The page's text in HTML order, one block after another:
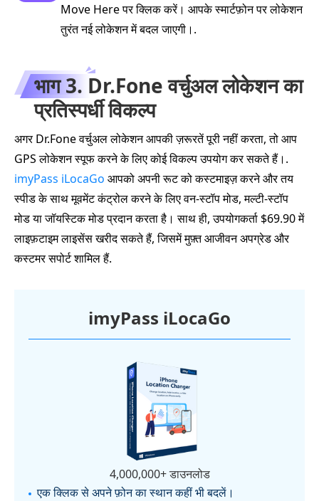
Move Here पर क्लिक करें। आपके स्मार्टफ़ोन पर लोकेशन
तुरंत नई लोकेशन में बदल जाएगी।.
भाग 3. Dr.Fone वर्चुअल लोकेशन का
प्रतिस्पर्धी विकल्प
अगर Dr.Fone वर्चुअल लोकेशन आपकी ज़रूरतें पूरी नहीं करता, तो आप
GPS लोकेशन स्पूफ करने के लिए कोई विकल्प उपयोग कर सकते हैं।.
imyPass iLocaGo आपको अपनी रूट को कस्टमाइज़ करने और तय
स्पीड के साथ मूवमेंट कंट्रोल करने के लिए वन‑स्टॉप मोड, मल्टी‑स्टॉप
मोड या जॉयस्टिक मोड प्रदान करता है। साथ ही, उपयोगकर्ता $69.90 में
लाइफ़टाइम लाइसेंस खरीद सकते हैं, जिसमें मुफ़्त आजीवन अपग्रेड और
कस्टमर सपोर्ट शामिल हैं.
imyPass iLocaGo
4,000,000+ डाउनलोड
एक क्लिक से अपने फ़ोन का स्थान कहीं भी बदलें।